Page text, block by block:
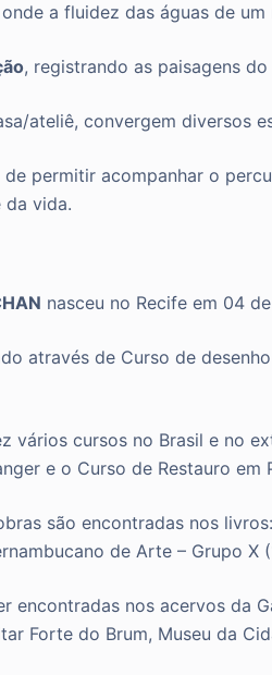
a fluidez das águas de
, registrando as paisagens
ateliê, convergem diversos
de permitir acompanhar o
da vida.
nasceu no Recife em 04
através de Curso de
vários cursos no Brasil e no
e o Curso de Restauro em
são encontradas nos
de Arte – Grupo X
encontradas nos acervos da
Forte do Brum, Museu da